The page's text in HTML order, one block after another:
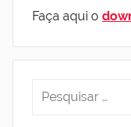
Faça aqui o